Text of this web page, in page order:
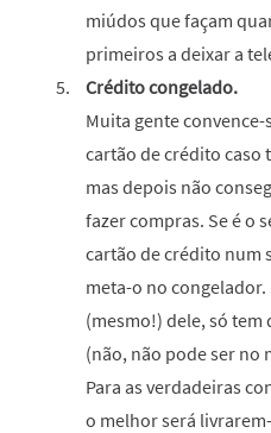
miúdos que façam
primeiros a deixar a
Crédito congelado.
Muita gente
cartão de crédito caso
mas depois não
fazer compras. Se é o
cartão de crédito num
meta-o no
(mesmo!) dele, só tem
(não, não pode ser no
Para as verdadeiras
o melhor será